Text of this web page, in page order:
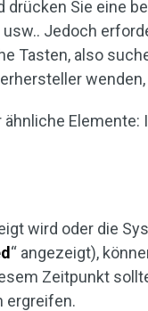
drücken Sie eine
usw.. Jedoch
Tasten, also
Elemente:
wird oder die
“ angezeigt),
Zeitpunkt
ergreifen.